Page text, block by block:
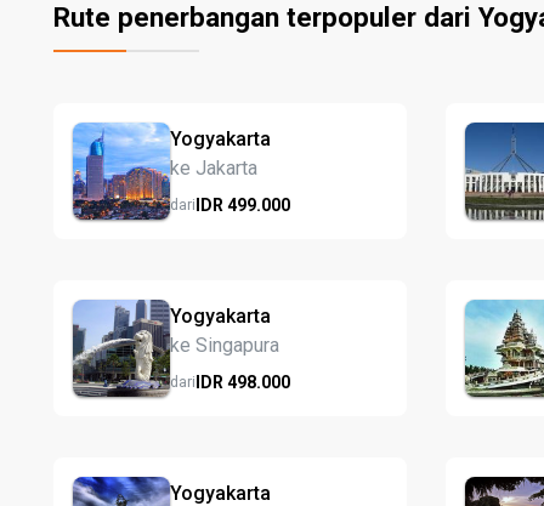
Rute penerbangan terpopuler dari
Yogyakarta
ke Jakarta
dariIDR 499.000
Yogyakarta
ke Singapura
dariIDR 498.000
Yogyakarta